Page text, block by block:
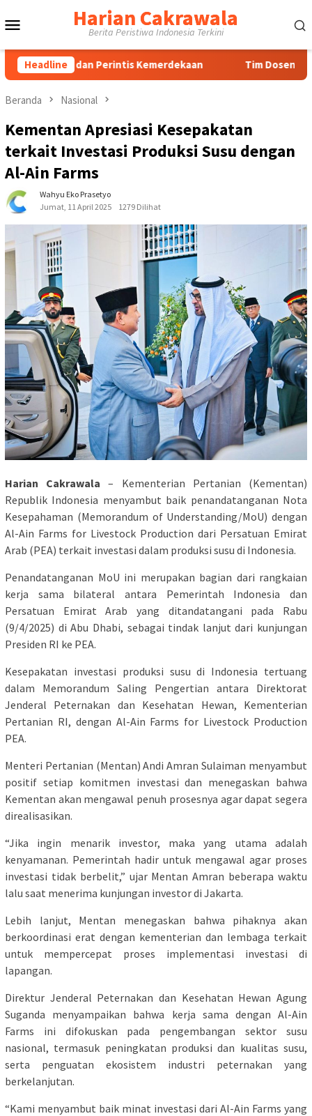
ke
Harian Cakrawala
Berita Peristiwa Indonesia Terkini
Headline
dan Perintis Kemerdekaan Tim Dosen Agribisnis UPN
Beranda Nasional
Kementan Apresiasi Kesepakatan
terkait Investasi Produksi Susu dengan
Al-Ain Farms
Wahyu Eko Prasetyo
Jumat, 11 April 2025
1279 Dilihat
Harian Cakrawala – Kementerian Pertanian (Kementan)
Republik Indonesia menyambut baik penandatanganan Nota
Kesepahaman (Memorandum of Understanding/MoU) dengan
Al-Ain Farms for Livestock Production dari Persatuan Emirat
Arab (PEA) terkait investasi dalam produksi susu di Indonesia.
Penandatanganan MoU ini merupakan bagian dari rangkaian
kerja sama bilateral antara Pemerintah Indonesia dan
Persatuan Emirat Arab yang ditandatangani pada Rabu
(9/4/2025) di Abu Dhabi, sebagai tindak lanjut dari kunjungan
Presiden RI ke PEA.
Kesepakatan investasi produksi susu di Indonesia tertuang
dalam Memorandum Saling Pengertian antara Direktorat
Jenderal Peternakan dan Kesehatan Hewan, Kementerian
Pertanian RI, dengan Al-Ain Farms for Livestock Production
PEA.
Menteri Pertanian (Mentan) Andi Amran Sulaiman menyambut
positif setiap komitmen investasi dan menegaskan bahwa
Kementan akan mengawal penuh prosesnya agar dapat segera
direalisasikan.
⁠“Jika ingin menarik investor, maka yang utama adalah
kenyamanan. Pemerintah hadir untuk mengawal agar proses
investasi tidak berbelit,” ujar Mentan Amran beberapa waktu
lalu saat menerima kunjungan investor di Jakarta.
Lebih lanjut, Mentan menegaskan bahwa pihaknya akan
berkoordinasi erat dengan kementerian dan lembaga terkait
untuk mempercepat proses implementasi investasi di
lapangan.
Direktur Jenderal Peternakan dan Kesehatan Hewan Agung
Suganda menyampaikan bahwa kerja sama dengan Al-Ain
Farms ini difokuskan pada pengembangan sektor susu
nasional, termasuk peningkatan produksi dan kualitas susu,
serta penguatan ekosistem industri peternakan yang
berkelanjutan.
“Kami menyambut baik minat investasi dari Al-Ain Farms yang